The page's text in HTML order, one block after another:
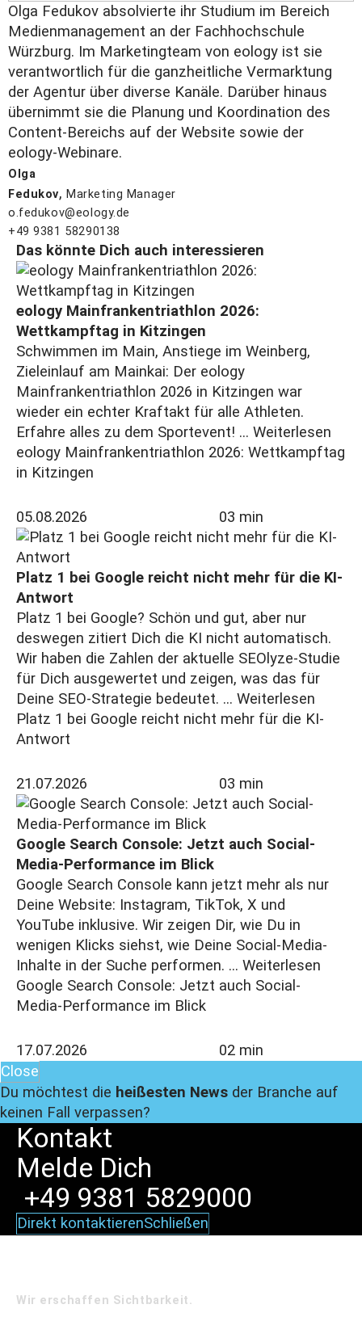
Olga Fedukov absolvierte ihr Studium im Bereich
Medienmanagement an der Fachhochschule
Würzburg. Im Marketingteam von eology ist sie
verantwortlich für die ganzheitliche Vermarktung
der Agentur über diverse Kanäle. Darüber hinaus
übernimmt sie die Planung und Koordination des
Content-Bereichs auf der Website sowie der
eology-Webinare.
Olga
Fedukov,Marketing Manager
o.fedukov@eology.de
+49 9381 58290138
Das könnte Dich auch interessieren
eology Mainfrankentriathlon 2026:
Wettkampftag in Kitzingen
Schwimmen im Main, Anstiege im Weinberg,
Zieleinlauf am Mainkai: Der eology
Mainfrankentriathlon 2026 in Kitzingen war
wieder ein echter Kraftakt für alle Athleten.
Erfahre alles zu dem Sportevent! ... Weiterlesen
eology Mainfrankentriathlon 2026: Wettkampftag
in Kitzingen
05.08.2026 03 min
Platz 1 bei Google reicht nicht mehr für die KI-
Antwort
Platz 1 bei Google? Schön und gut, aber nur
deswegen zitiert Dich die KI nicht automatisch.
Wir haben die Zahlen der aktuelle SEOlyze-Studie
für Dich ausgewertet und zeigen, was das für
Deine SEO-Strategie bedeutet. ... Weiterlesen
Platz 1 bei Google reicht nicht mehr für die KI-
Antwort
21.07.2026 03 min
Google Search Console: Jetzt auch Social-
Media-Performance im Blick
Google Search Console kann jetzt mehr als nur
Deine Website: Instagram, TikTok, X und
YouTube inklusive. Wir zeigen Dir, wie Du in
wenigen Klicks siehst, wie Deine Social-Media-
Inhalte in der Suche performen. ... Weiterlesen
Google Search Console: Jetzt auch Social-
Media-Performance im Blick
17.07.2026
02 min
Close
Du möchtest die heißesten News der Branche auf
keinen Fall verpassen?
Kontakt
Melde Dich
+49 9381 5829000
Direkt kontaktierenSchließen
Wir erschaffen Sichtbarkeit.